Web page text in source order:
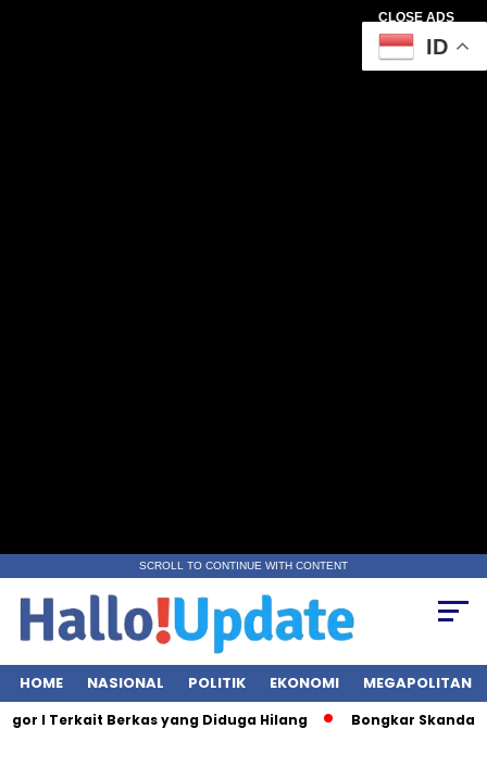
CLOSE ADS
SCROLL TO CONTINUE WITH CONTENT
HOME NASIONAL POLITIK EKONOMI MEGAPOLITAN
I Terkait Berkas yang Diduga Hilang Bongkar Skandal
ID